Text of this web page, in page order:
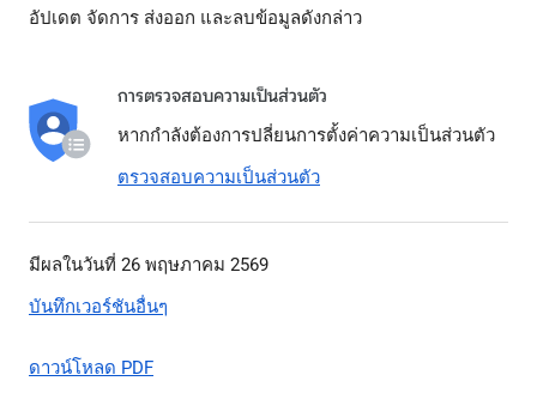
อัปเดต จัดการ ส่งออก และลบข้อมูลดังกล่าว
การตรวจสอบความเป็นส่วนตัว
หากกำลังต้องการปลี่ยนการตั้งค่าความเป็นส่วนตัว
ตรวจสอบความเป็นส่วนตัว
มีผลในวันที่ 26 พฤษภาคม 2569
บันทึกเวอร์ชันอื่นๆ
ดาวน์โหลด PDF